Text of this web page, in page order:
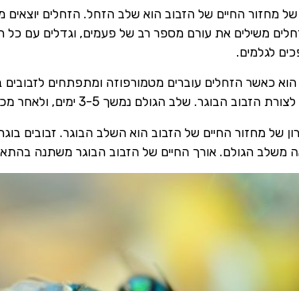
מחזור החיים של הזבוב הוא שלב הזחל. הזחלים יוצאים
לגלמים.
כאשר הזחלים עוברים מטמורפוזה ומתפתחים
הבוגר. שלב הגולם נמשך 3-5 ימים, ולאחר מכן יוצא הזבוב הבוגר.
של מחזור החיים של הזבוב הוא השלב הבוגר. זבובים
משלב הגולם. אורך החיים של הזבוב הבוגר משתנה